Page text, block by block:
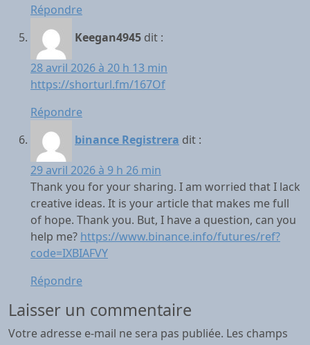
Répondre
Keegan4945 dit :
28 avril 2026 à 20 h 13 min
https://shorturl.fm/167Of
Répondre
binance Registrera dit :
29 avril 2026 à 9 h 26 min
Thank you for your sharing. I am worried that I lack
creative ideas. It is your article that makes me full
of hope. Thank you. But, I have a question, can you
help me? https://www.binance.info/futures/ref?
code=IXBIAFVY
Répondre
Laisser un commentaire
Votre adresse e-mail ne sera pas publiée. Les champs